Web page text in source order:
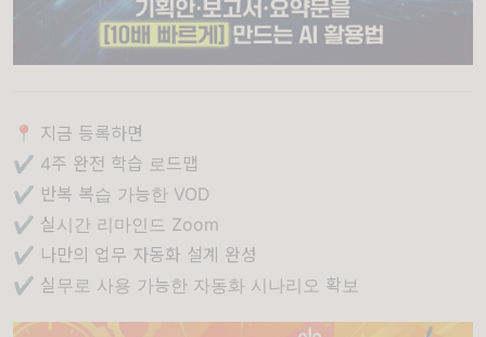
📍 지금 등록하면
✔ 4주 완전 학습 로드맵
✔ 반복 복습 가능한 VOD
✔ 실시간 리마인드 Zoom
✔ 나만의 업무 자동화 설계 완성
✔ 실무로 사용 가능한 자동화 시나리오 확보